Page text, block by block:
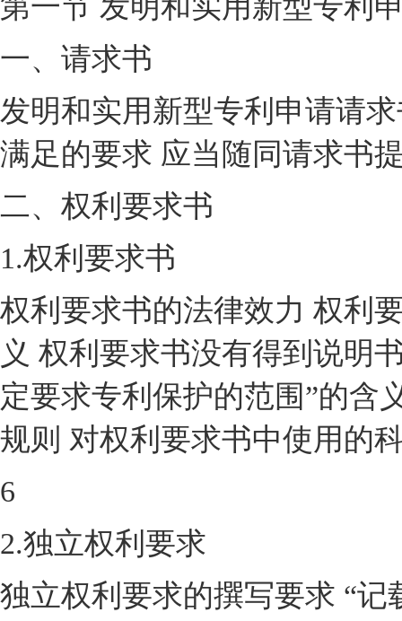
第一节 发明和实用新型专利
一、请求书
发明和实用新型专利申请请
满足的要求 应当随同请求书
二、权利要求书
1.权利要求书
权利要求书的法律效力 权利
义 权利要求书没有得到说明
定要求专利保护的范围”的含
规则 对权利要求书中使用的
6
2.独立权利要求
独立权利要求的撰写要求 “